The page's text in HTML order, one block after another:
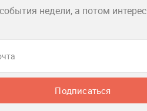
недели, а потом
Подписаться